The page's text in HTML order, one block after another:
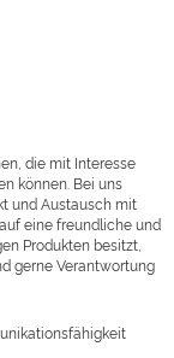
die mit Interesse
können. Bei uns
und Austausch mit
eine freundliche und
Produkten besitzt,
gerne Verantwortung